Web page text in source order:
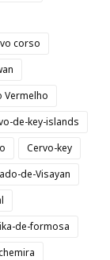
corso
Vermelho
de-key-islands
Cervo-key
de-Visayan
de-formosa